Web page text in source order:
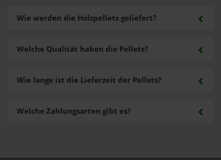
Wie werden die Holzpellets geliefert?
Welche Zahlungsarten gibt es?
Welche Qualität haben die Pellets?
Wie lange ist die Lieferzeit der Pellets?